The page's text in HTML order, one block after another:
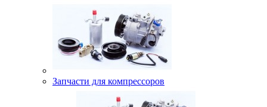
Запчасти для компрессоров